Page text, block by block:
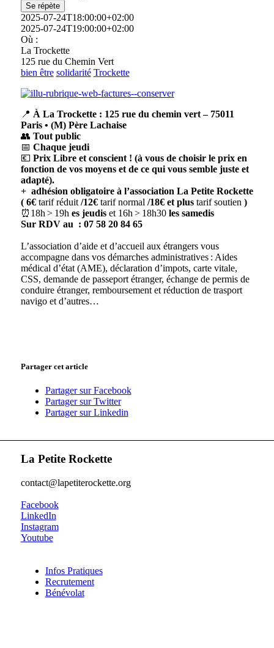
Se répète
2025-07-24T18:00:00+02:00
2025-07-24T19:00:00+02:00
Où :
La Trockette
125 rue du Chemin Vert
bien être solidarité Trockette
📍 À La Trockette : 125 rue du chemin vert – 75011
Paris • (M) Père Lachaise
👥 Tout public
📅 Chaque jeudi
💶 Prix Libre et conscient ! (à vous de choisir le prix en
fonction de vos moyens et de ce qui vous semble juste et
adapté).
+ adhésion obligatoire à l’association La Petite Rockette
( 6€ tarif réduit/12€ tarif normal /18€ et plus tarif soutien )
⏰18h > 19h es jeudiset 16h > 18h30 les samedis
Sur RDV au : 07 58 20 84 65
L’association d’aide et d’accueil aux étrangers vous
accompagne dans vos démarches administratives : Aides
médical d’état (AME), déclaration d’impots, carte vitale,
CSS, demande de passeport étranger, échange de permis de
conduire étranger, remboursement et réduction de trasport
navigo et d’autres…
Partager cet article
Partager sur Facebook
Partager sur Twitter
Partager sur Linkedin
La Petite Rockette
contact@lapetiterockette.org
Facebook
LinkedIn
Instagram
Youtube
Infos Pratiques
Recrutement
Bénévolat